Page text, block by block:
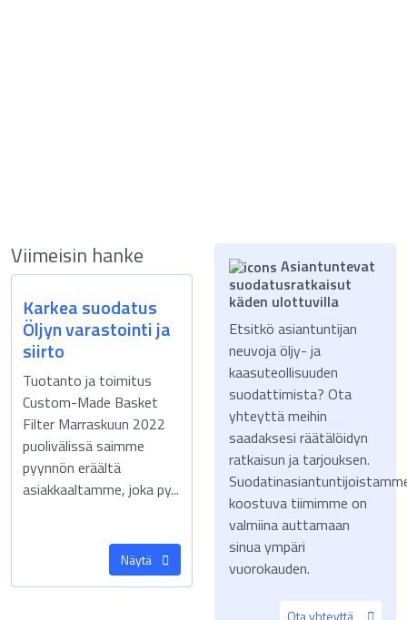
Viimeisin hanke
Karkea suodatus
Öljyn varastointi ja
siirto
Tuotanto ja toimitus
Custom-Made Basket
Filter Marraskuun 2022
puolivälissä saimme
pyynnön eräältä
asiakkaaltamme, joka py...
Näytä
Asiantuntevat
suodatusratkaisut
käden ulottuvilla
Etsitkö asiantuntijan
neuvoja öljy- ja
kaasuteollisuuden
suodattimista? Ota
yhteyttä meihin
saadaksesi räätälöidyn
ratkaisun ja tarjouksen.
koostuva tiimimme on
valmiina auttamaan
sinua ympäri
vuorokauden.